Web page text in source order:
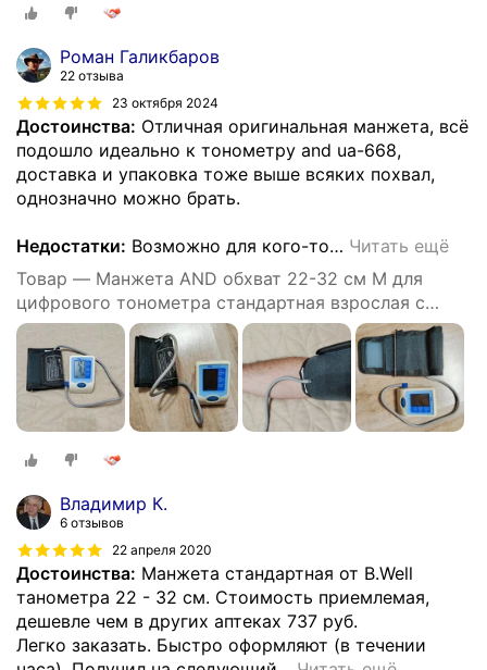
Роман Галикбаров
22 отзыва
23 октября 2024
Достоинства: Отличная оригинальная манжета, всё
подошло идеально к тонометру and ua-668,
доставка и упаковка тоже выше всяких похвал,
однозначно можно брать.
Недостатки: Возможно для кого-то… Читать ещё
Товар — Манжета AND обхват 22-32 см М для
цифрового тонометра стандартная взрослая с
одной трубкой
Владимир К.
6 отзывов
22 апреля 2020
Достоинства: Манжета стандартная от B.Well
танометра 22 - 32 см. Стоимость приемлемая,
дешевле чем в других аптеках 737 руб.
Легко заказать. Быстро оформляют (в течении